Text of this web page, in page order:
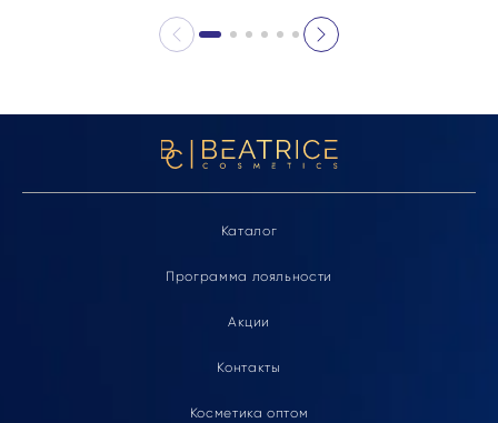
Каталог
Программа лояльности
Акции
Контакты
Косметика оптом